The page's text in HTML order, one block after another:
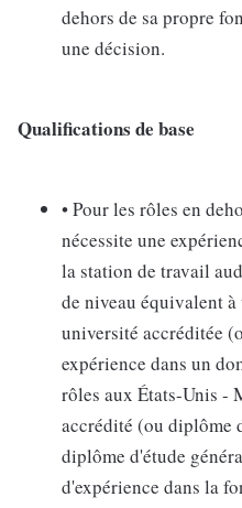
dehors de sa propre
une décision.
Qualifications de base
• Pour les rôles en
nécessite une
la station de travail
de niveau équivalent
université accréditée
expérience dans un
rôles aux États-Unis -
accrédité (ou diplôme
diplôme d'étude
d'expérience dans la